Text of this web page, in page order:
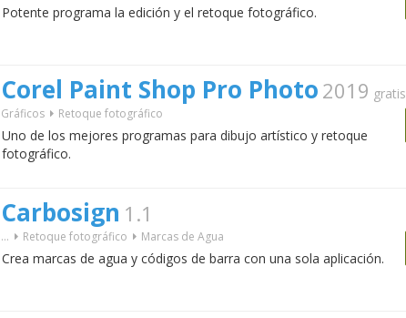
Potente programa la edición y el retoque fotográfico.
Corel Paint Shop Pro Photo 2019 gratis
Gráficos Retoque fotográfico
Uno de los mejores programas para dibujo artístico y retoque
fotográfico.
Carbosign 1.1
... Retoque fotográfico Marcas de Agua
Crea marcas de agua y códigos de barra con una sola aplicación.